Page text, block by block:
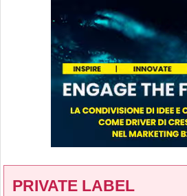
PRIVATE LABEL